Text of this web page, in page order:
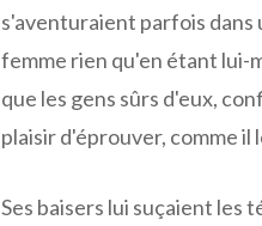
s'aventuraient parfois dans
femme rien qu'en étant lui-
que les gens sûrs d'eux,
plaisir d'éprouver, comme il
Ses baisers lui suçaient les